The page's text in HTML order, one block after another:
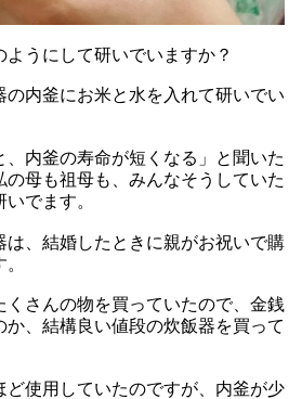
うにして研いでいますか？
の内釜にお米と水を入れて研いでい
、内釜の寿命が短くなる」と聞いた
の母も祖母も、みんなそうしていた
でます。
は、結婚したときに親がお祝いで購
くさんの物を買っていたので、金銭
、結構良い値段の炊飯器を買って
ど使用していたのですが、内釜が少